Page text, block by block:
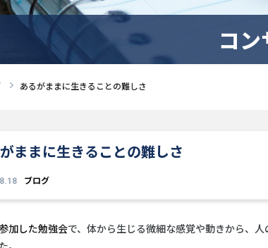
コン
あるがままに生きることの難しさ
ままに生きることの難しさ
ブログ
加した勉強会で、体から生じる微細な感覚や動きから、